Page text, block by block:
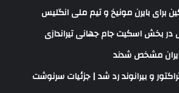
برای بایرن مونیخ و تیم ملی انگلیس
در بخش اسکیت جام جهانی تیراندازی
مشخص شدند
و بیرانوند رد شد | جزئیات سرنوشت